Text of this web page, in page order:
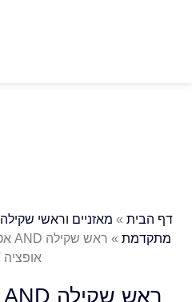
דף הבית » מאזניים וראשי שקילה
מתקדמת »
אופציה BT